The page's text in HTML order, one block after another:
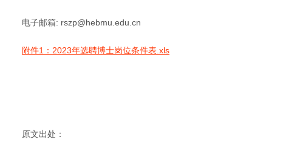
电子邮箱: rszp@hebmu.edu.cn
附件1：2023年选聘博士岗位条件表.xls
原文出处：